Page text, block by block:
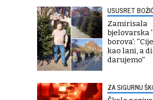
USUSRET
Zamirisala
bjelovarska
borova':
kao lani, a
darujemo''
ZA SIGURNU